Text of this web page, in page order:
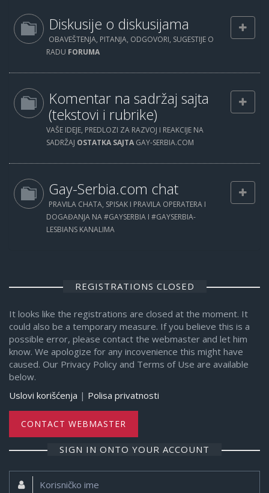
Diskusije o diskusijama
OBAVEŠTENJA, PITANJA, ODGOVORI, SUGESTIJE O
RADU FORUMA
Komentar na sadržaj sajta
(tekstovi i rubrike)
VAŠE IDEJE, PREDLOZI ZA RAZVOJ I REAKCIJE NA
SADRŽAJ OSTATKA SAJTA GAY-SERBIA.COM
Gay-Serbia.com chat
PRAVILA CHATA, SPISAK I PRAVILA OPERATERA I
DOGAĐANJA NA #GAYSERBIA I #GAYSERBIA-
LESBIANS KANALIMA
REGISTRATIONS CLOSED
It looks like the registrations are closed at the moment. It
could also be a temporary measure. If you believe this is a
possible error, please contact the webmaster and let him
know. We apologize for any incovenience this might have
caused. Our Privacy Policy and Terms of Use are available
below.
Uslovi korišćenja | Polisa privatnosti
CONTACT WEBMASTER
SIGN IN ONTO YOUR ACCOUNT
Korisničko